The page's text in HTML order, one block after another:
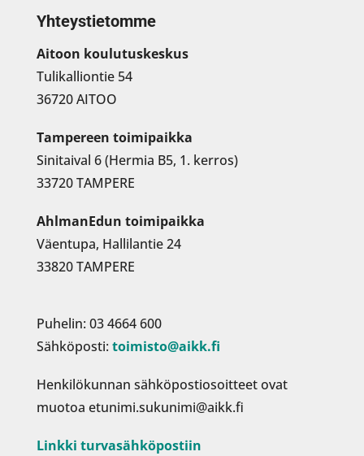
Yhteystietomme
Aitoon koulutuskeskus
Tulikalliontie 54
36720 AITOO
Tampereen toimipaikka
Sinitaival 6 (Hermia B5, 1. kerros)
33720 TAMPERE
AhlmanEdun toimipaikka
Väentupa, Hallilantie 24
33820 TAMPERE
Puhelin: 03 4664 600
Sähköposti: toimisto@aikk.fi
Henkilökunnan sähköpostiosoitteet ovat
muotoa etunimi.sukunimi@aikk.fi
Linkki turvasähköpostiin